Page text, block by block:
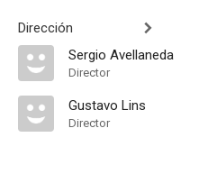
Dirección
Sergio Avellaneda
Director
Gustavo Lins
Director